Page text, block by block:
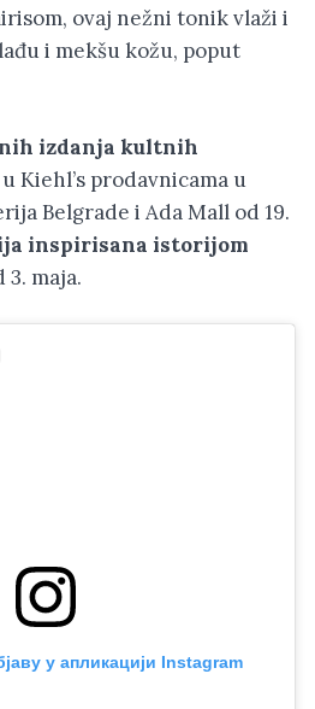
ovaj nežni tonik vlaži i
i mekšu kožu, poput
izdanja kultnih
Kiehl’s prodavnicama u
Belgrade i Ada Mall od 19.
inspirisana istorijom
maja.
у апликацији Instagram